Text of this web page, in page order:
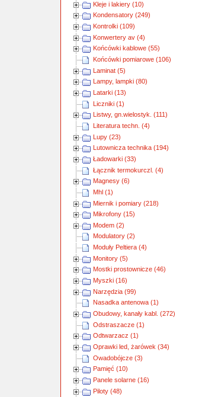
Kleje i lakiery (10)
Kondensatory (249)
Kontrolki (109)
Konwertery av (4)
Końcówki kablowe (55)
Końcówki pomiarowe (106)
Laminat (5)
Lampy, lampki (80)
Latarki (13)
Liczniki (1)
Listwy, gn.wielostyk. (111)
Literatura techn. (4)
Lupy (23)
Lutownicza technika (194)
Ładowarki (33)
Łącznik termokurczl. (4)
Magnesy (6)
Mhl (1)
Miernik i pomiary (218)
Mikrofony (15)
Modem (2)
Modulatory (2)
Moduły Peltiera (4)
Monitory (5)
Mostki prostownicze (46)
Myszki (16)
Narzędzia (99)
Nasadka antenowa (1)
Obudowy, kanały kabl. (272)
Odstraszacze (1)
Odtwarzacz (1)
Oprawki led, żarówek (34)
Owadobójcze (3)
Pamięć (10)
Panele solarne (16)
Piloty (48)